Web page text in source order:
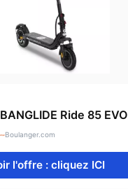
Ride 85 EVO
Boulanger.com
l'offre : cliquez ICI